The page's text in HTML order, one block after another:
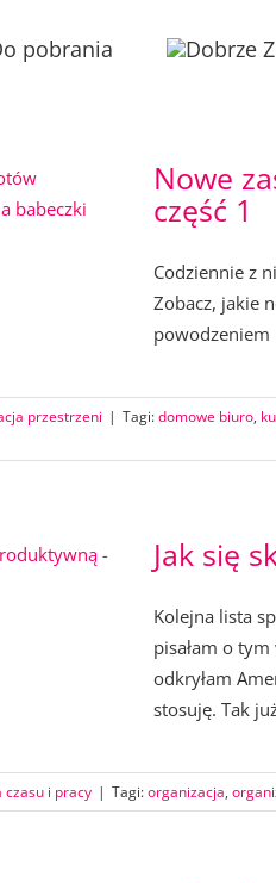
pobrania
Nowe
część 1
Codziennie z
Zobacz, jakie
powodzeniem
przestrzeni | Tagi:domowe biuro,
Jak się
Kolejna lista
pisałam o
odkryłam
stosuję. Tak
czasu i pracy | Tagi:organizacja,